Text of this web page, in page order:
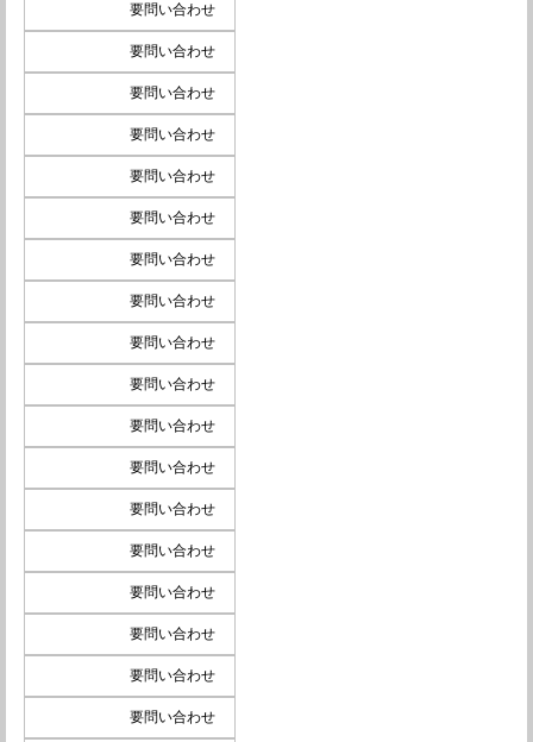
要問い合わせ
要問い合わせ
要問い合わせ
要問い合わせ
要問い合わせ
要問い合わせ
要問い合わせ
要問い合わせ
要問い合わせ
要問い合わせ
要問い合わせ
要問い合わせ
要問い合わせ
要問い合わせ
要問い合わせ
要問い合わせ
要問い合わせ
要問い合わせ